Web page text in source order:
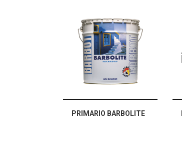
PRIMARIO BARBOLITE